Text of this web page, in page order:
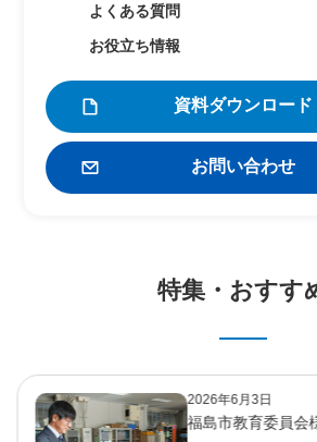
よくある質問
お役立ち情報
資料ダウンロード
お問い合わせ
特集・おすす
2026年6月3日
福島市教育委員会